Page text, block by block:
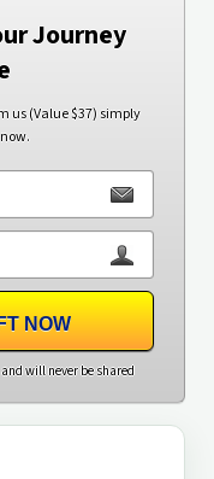
Journey
us (Value $37) simply
NOW
will never be shared